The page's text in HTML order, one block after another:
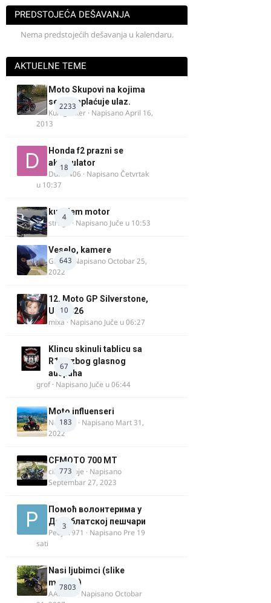
PREDSTOJEĆA DEŠAVANJA
Nema predstojećih dešavanja u kalendaru.
AKTUELNE TEME
2233
Moto Skupovi na kojima
se ne naplaćuje ulaz.
Kum_Mixer · NapisanoApril 16,
2013
18
Honda f2 prazni se
akomulator
Dule1406 · NapisanoČetvrtak
u 10:37
4
kupujem motor
strugo · Napisano Juče u 10:53
643
Veselo, kamere
GR 46· NapisanoOctobar 25,
2022
10
12. Moto GP Silverstone,
UK, 2026
mixa · Napisano Juče u 06:27
67
Klincu skinuli tablicu sa
R125 zbog glasnog
auspuha
grof· Napisano Juče u 06:44
183
Moto influenseri
Nolanka · Napisano Mart 31,
2022
773
CFMOTO 700 MT
cika miloje · Napisano
Septembar 27, 2023
3
Помоћ волонтерима у
Делиблатској пешчари
Pedja1971 · Napisano Pre 19
sati
7803
Nasi ljubimci (slike
motora)
AArnold · NapisanoOctobar